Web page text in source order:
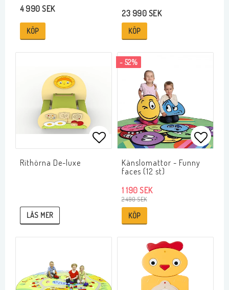
4 990 SEK
KÖP
23 990 SEK
KÖP
Lägg till i favoritlistan
Rithörna De-luxe
LÄS MER
- 52%
Lägg
Känslomattor - Funny
faces (12 st)
2 490 SEK
1 190 SEK
KÖP